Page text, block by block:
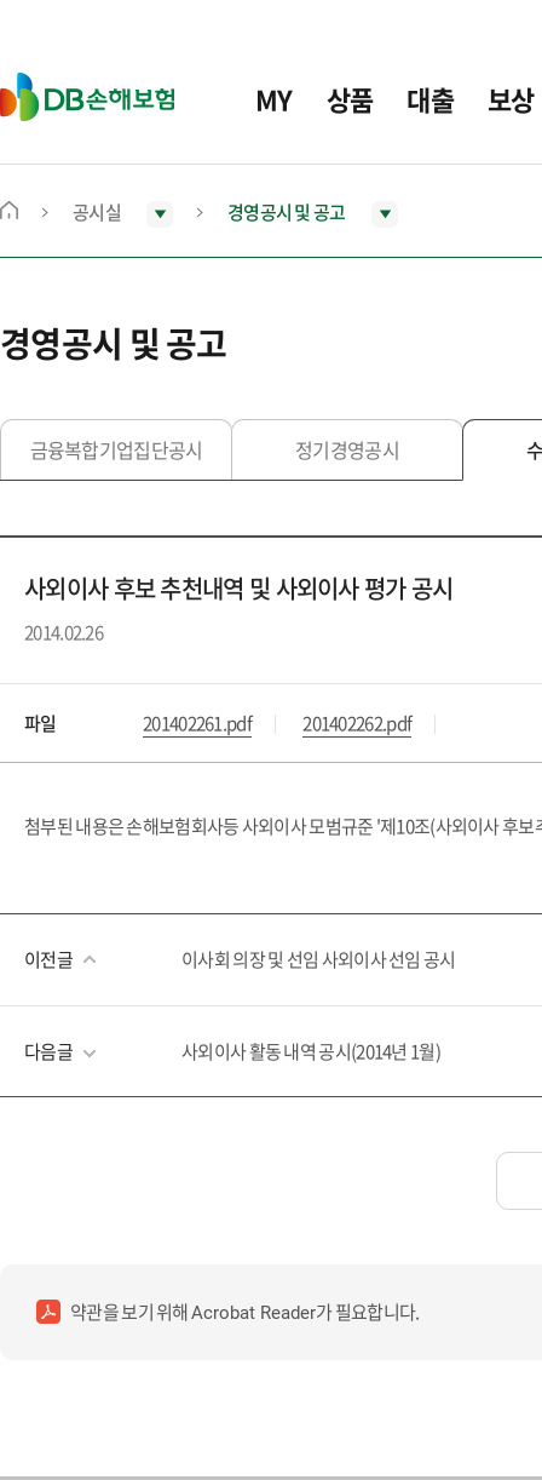
D
B
보
MY 상품 대출 보상
메
으
로
동
공시실 경영공시 및 공고
경영공시 및 공고
금융복합기업집단공시 정기경영공시
사외이사 후보 추천내역 및 사외이사 평가 공시
2014.02.26
파일 201402261.pdf 201402262.pdf
첨부된 내용은 손해보험회사등 사외이사 모범규준 '제10조(사외이사 후
이전글 이사회 의장 및 선임 사외이사 선임 공시
다음글 사외이사 활동 내역 공시(2014년 1월)
약관을 보기 위해Acrobat Reader가 필요합니다.